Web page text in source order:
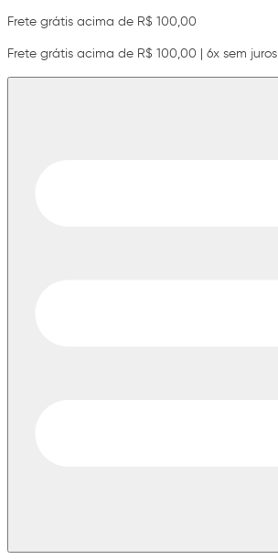
Frete grátis acima de R$ 100,00
Frete grátis acima de R$ 100,00 | 6x sem juros